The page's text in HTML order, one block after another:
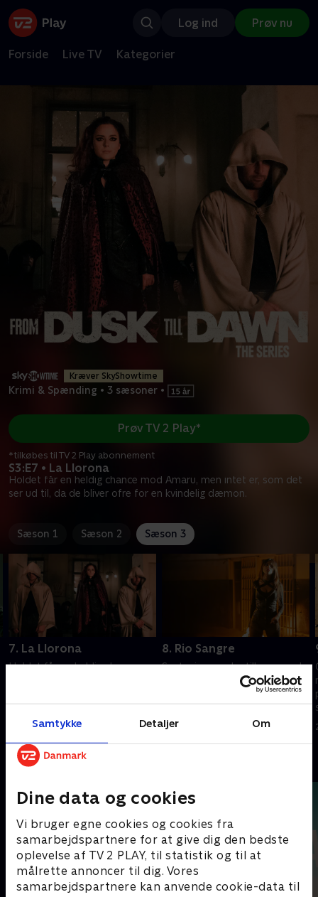
Samtykke Detaljer Om
Dine data og cookies
Vi bruger egne cookies og cookies fra
samarbejdspartnere for at give dig den bedste
oplevelse af TV 2 PLAY, til statistik og til at
målrette annoncer til dig. Vores
samarbejdspartnere kan anvende cookie-data til
Log ind Prøv nu
Forside Live TV Kategorier
Kræver SkyShowtime
Krimi & Spænding • 3 sæsoner •
S3:E7 • La Llorona
Holdet får en heldig chance mod Amaru, men intet er, som det
ser ud til, da de bliver ofre for en kvindelig dæmon.
Prøv TV 2 Play*
*tilkøbes til TV 2 Play abonnement
Sæson 1 Sæson 2 Sæson 3
7. La Llorona
Holdet får en heldig chance
for en kvindelig dæmon.
28. oktober 2025 • 44 min
8. Rio Sangre
Santanico vender tilbage med
en ny hemmelighed – og en
potentiel allieret – og fører
Geckos til Lord Venganza, som
gemmer sig i et fængsel.
28. oktober 2025 • 43 min
Andre så også